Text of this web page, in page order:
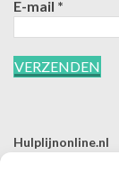
E-mail *
Hulplijnonline.nl